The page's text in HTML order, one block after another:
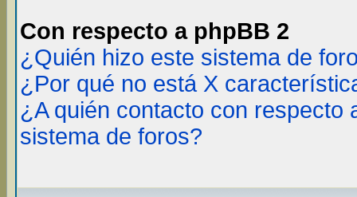
Con respecto a phpBB 2
¿Quién hizo este sistema de
¿Por qué no está X
¿A quién contacto con respecto
sistema de foros?